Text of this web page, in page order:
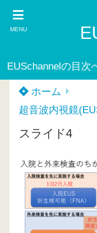
MENU
EUSchannelの目次
ホーム
超音波内視鏡
スライド4